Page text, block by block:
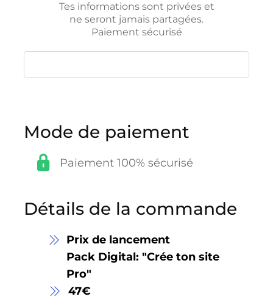
Tes informations sont privées et
ne seront jamais partagées.
Paiement sécurisé
Mode de paiement
Paiement 100% sécurisé
Détails de la commande
Prix de lancement
Pack Digital: "Crée ton site
Pro"
47€